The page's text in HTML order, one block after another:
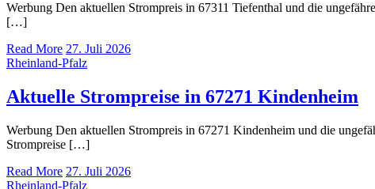
Werbung Den aktuellen Strompreis in 67311 Tiefenthal und die
[…]
Read More 27. Juli 2026
Rheinland-Pfalz
Aktuelle Strompreise in 67271 Kindenheim
Werbung Den aktuellen Strompreis in 67271 Kindenheim und die
Strompreise […]
Read More 27. Juli 2026
Rheinland-Pfalz